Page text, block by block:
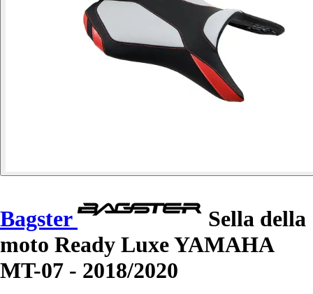
Bagster
Sella della
moto Ready Luxe YAMAHA
MT-07 - 2018/2020